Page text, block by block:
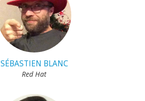
SÉBASTIEN BLANC
Red Hat